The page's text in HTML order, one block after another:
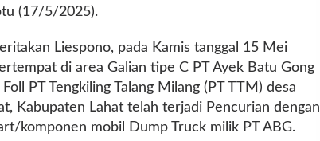
(17/5/2025).
Liespono, pada Kamis tanggal 15 Mei
di area Galian tipe C PT Ayek Batu Gong
PT Tengkiling Talang Milang (PT TTM) desa
Kabupaten Lahat telah terjadi Pencurian dengan
komponen mobil Dump Truck milik PT ABG.